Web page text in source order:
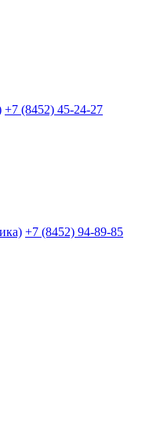
+7 (8452) 45-24-27
+7 (8452) 94-89-85